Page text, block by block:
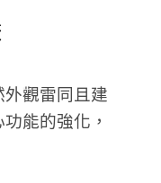
觀雷同且建
能的強化，